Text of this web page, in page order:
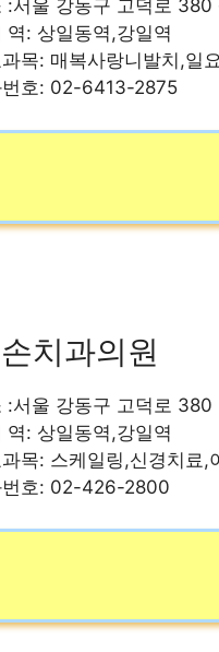
:서울 강동구 고덕로
역: 상일동역,강일역
목: 매복사랑니발치,일
번호: 02-6413-2875
치과의원
:서울 강동구 고덕로
역: 상일동역,강일역
목: 스케일링,신경치료,
번호: 02-426-2800